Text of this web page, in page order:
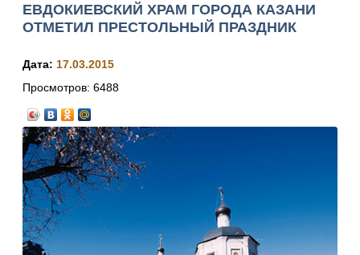
ЕВДОКИЕВСКИЙ ХРАМ ГОРОДА КАЗАНИ
ОТМЕТИЛ ПРЕСТОЛЬНЫЙ ПРАЗДНИК
Дата: 17.03.2015
Просмотров: 6488